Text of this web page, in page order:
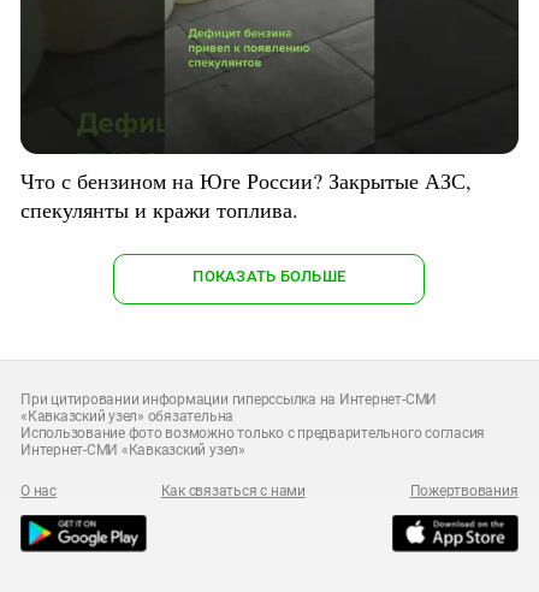
Что с бензином на Юге России? Закрытые АЗС,
спекулянты и кражи топлива.
ПОКАЗАТЬ БОЛЬШЕ
При цитировании информации гиперссылка на Интернет-СМИ
«Кавказский узел» обязательна
Использование фото возможно только с предварительного согласия
Интернет-СМИ «Кавказский узел»
О нас Как связаться с нами Пожертвования